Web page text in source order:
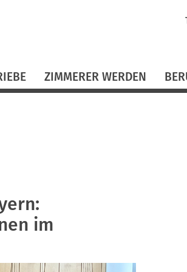
ZIMMERER WERDEN
im